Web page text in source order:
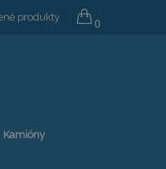
produkty 0
Kamióny